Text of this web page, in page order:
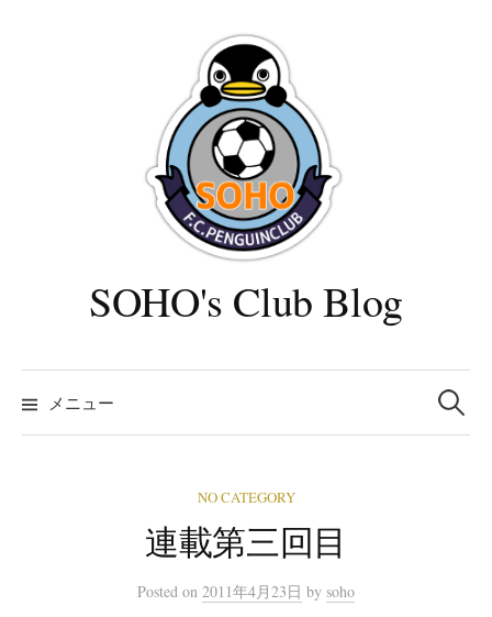
SOHO's Club Blog
メニュー
検
索:
NO CATEGORY
連載第三回目
Posted on 2011年4月23日 by soho